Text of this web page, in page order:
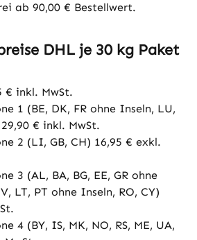
ab 90,00 € Bestellwert.
DHL je 30 kg Paket
€ inkl. MwSt.
1 (BE, DK, FR ohne Inseln, LU,
€ inkl. MwSt.
2 (LI, GB, CH) 16,95 € exkl.
3 (AL, BA, BG, EE, GR ohne
LT, PT ohne Inseln, RO, CY)
4 (BY, IS, MK, NO, RS, ME, UA,